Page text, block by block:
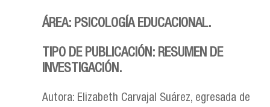
ÁREA: PSICOLOGÍA EDUCACIONAL.
TIPO DE PUBLICACIÓN: RESUMEN DE
INVESTIGACIÓN.
Autora: Elizabeth Carvajal Suárez, egresada de